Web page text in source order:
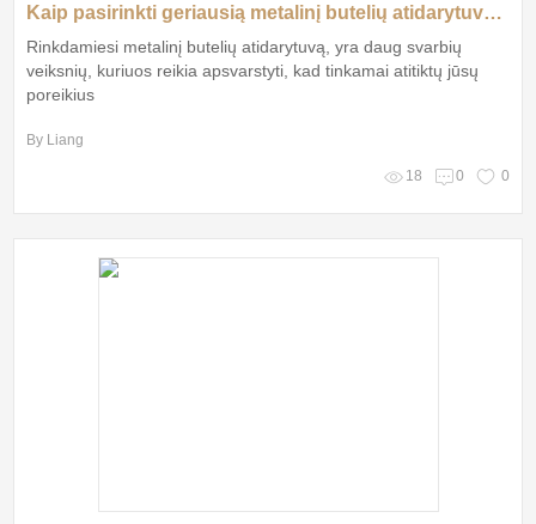
Kaip pasirinkti geriausią metalinį butelių atidarytuvą savo poreikiams?
Rinkdamiesi metalinį butelių atidarytuvą, yra daug svarbių
veiksnių, kuriuos reikia apsvarstyti, kad tinkamai atitiktų jūsų
poreikius
By Liang
18 0 0